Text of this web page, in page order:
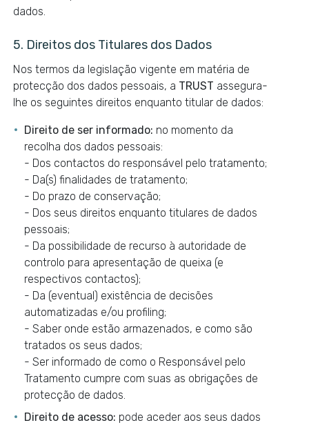
dados.
5. Direitos dos Titulares dos Dados
Nos termos da legislação vigente em matéria de
protecção dos dados pessoais, a TRUST assegura-
lhe os seguintes direitos enquanto titular de dados:
Direito de ser informado: no momento da
recolha dos dados pessoais:
- Dos contactos do responsável pelo tratamento;
- Da(s) finalidades de tratamento;
- Do prazo de conservação;
- Dos seus direitos enquanto titulares de dados
pessoais;
- Da possibilidade de recurso à autoridade de
controlo para apresentação de queixa (e
respectivos contactos);
- Da (eventual) existência de decisões
automatizadas e/ou profiling;
- Saber onde estão armazenados, e como são
tratados os seus dados;
- Ser informado de como o Responsável pelo
Tratamento cumpre com suas as obrigações de
protecção de dados.
Direito de acesso: pode aceder aos seus dados